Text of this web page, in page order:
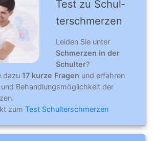
Test zu Schul­
ter­schmer­zen
Leiden Sie unter
Schmerzen in der
Schulter?
dazu 17 kurze Fragen und erfahren
Behandlungsmöglichkeit der
zum Test Schulterschmerzen